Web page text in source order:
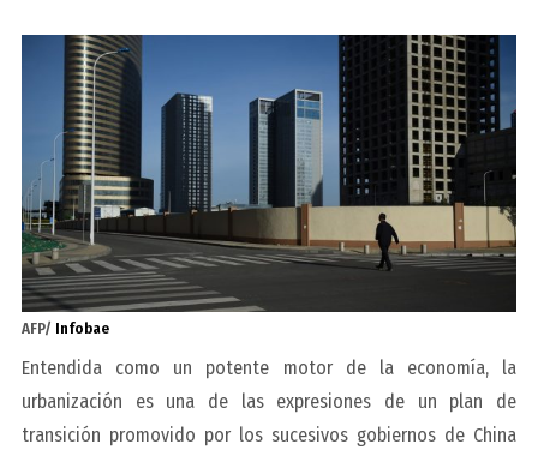
AFP/ Infobae
Entendida como un potente motor de la economía, la
urbanización es una de las expresiones de un plan de
transición promovido por los sucesivos gobiernos de China